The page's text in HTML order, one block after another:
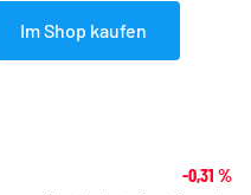
Im Shop kaufen
-0,31 %